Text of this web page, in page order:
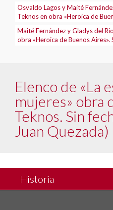
Osvaldo Lagos y Maité
Teknos en obra «Heroica de
Maité Fernández y Gladys del
obra «Heroica de Buenos Aires».
Elenco de «La
mujeres» obra
Teknos. Sin
Juan Quezada)
Historia